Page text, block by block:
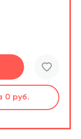
0 руб.
0 руб.
0 руб.